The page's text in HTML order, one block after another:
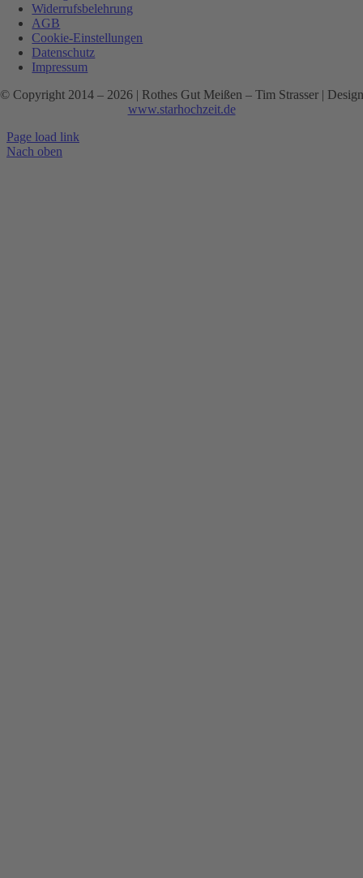
Widerrufsbelehrung
AGB
Cookie-Einstellungen
Datenschutz
Impressum
© Copyright 2014 – 2026 | Rothes Gut Meißen – Tim Strasser | Design
www.starhochzeit.de
Page load link
Nach oben